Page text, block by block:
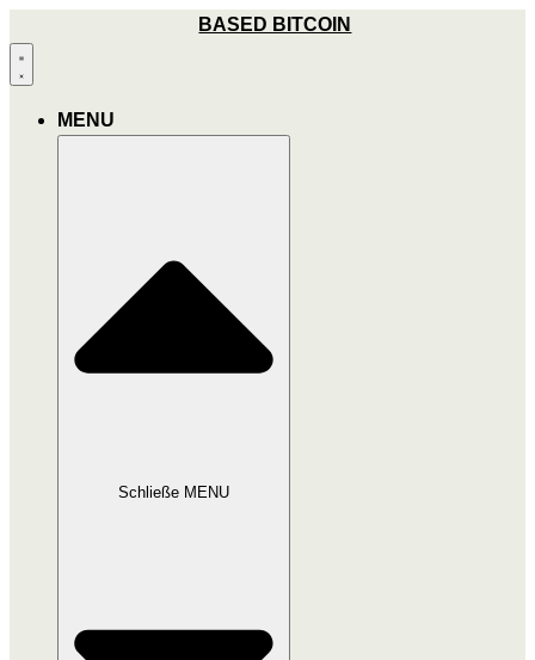
Inhalt
wechseln
BASED BITCOIN
MENU
Schließe MENU